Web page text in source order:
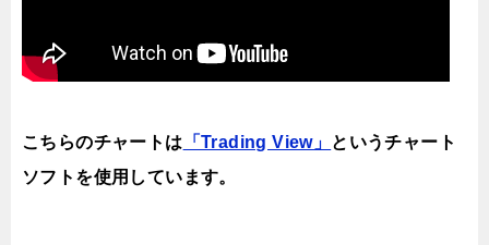
こちらのチャートは 「Trading View」 というチャート
ソフトを使用しています。